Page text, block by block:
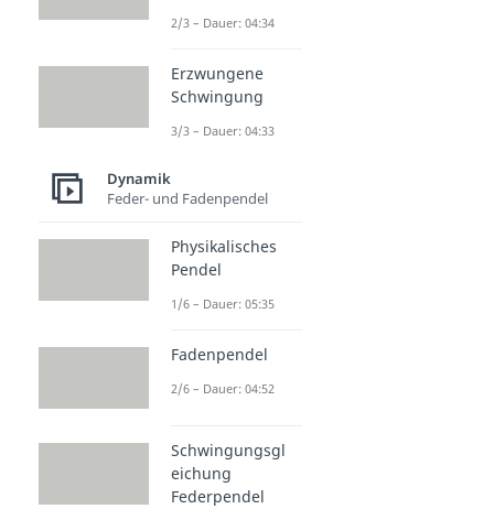
2/3 – Dauer: 04:34
Erzwungene
Schwingung
3/3 – Dauer: 04:33
Dynamik
Feder- und Fadenpendel
Physikalisches
Pendel
1/6 – Dauer: 05:35
Fadenpendel
2/6 – Dauer: 04:52
Schwingungsgl
eichung
Federpendel